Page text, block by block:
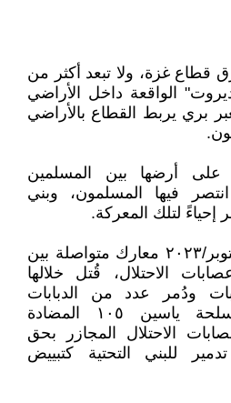
غزة، ولا تبعد أكثر من
الواقعة داخل الأراضي
أكبر معبر بري يربط القطاع بالأراضي
أرضها بين المسلمين
هجري، انتصر فيها المسلمون، وبني
لتلك المعركة.
شهدت بعد السابع من أكتوبر/٢٠٢٣ معارك متواصلة بين
الاحتلال، قُتل خلالها
ودُمر عدد من الدبابات
والمركبات المدرعة بأسلحة ياسين ١٠٥ المضادة
الاحتلال المجازر بحق
للبني التحتية كتبييض